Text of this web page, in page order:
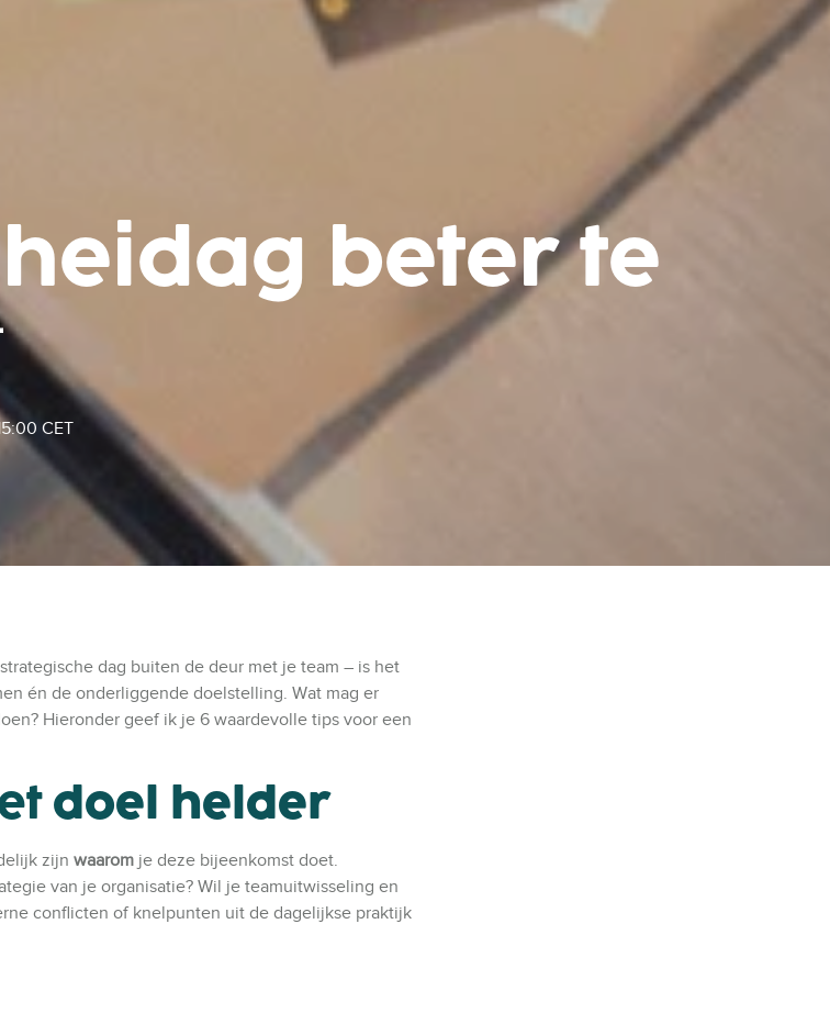
beter te
CET
dag buiten de deur met je team – is het
én de onderliggende doelstelling. Wat mag er
Hieronder geef ik je 6 waardevolle tips voor een
doel helder
zijnwaarom je deze bijeenkomst doet.
van je organisatie?Wil je teamuitwisseling en
conflicten of knelpunten uit de dagelijkse praktijk